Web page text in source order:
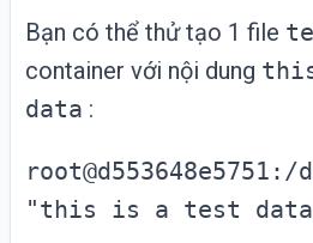
Bạn có thể thử tạo 1 file
container với nội dung
data :
root@d553648e5751:/
"this is a test